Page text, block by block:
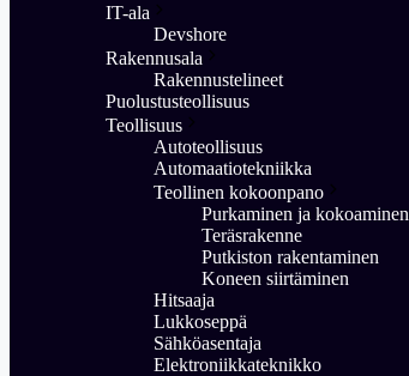
IT-ala
Devshore
Rakennusala
Rakennustelineet
Puolustusteollisuus
Teollisuus
Autoteollisuus
Automaatiotekniikka
Teollinen kokoonpano
Purkaminen ja kokoaminen
Teräsrakenne
Putkiston rakentaminen
Koneen siirtäminen
Hitsaaja
Lukkoseppä
Sähköasentaja
Elektroniikkateknikko